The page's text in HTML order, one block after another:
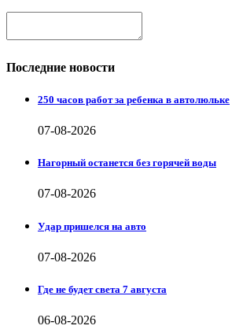
Последние новости
250 часов работ за ребенка в автолюльке
07-08-2026
Нагорный останется без горячей воды
07-08-2026
Удар пришелся на авто
07-08-2026
Где не будет света 7 августа
06-08-2026